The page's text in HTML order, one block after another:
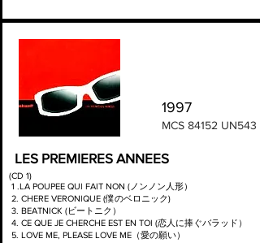
1997
MCS 84152 UN543
LES PREMIERES ANNEES
(CD 1)
1 .LA POUPEE QUI FAIT NON (ノンノン人形）
2. CHERE VERONIQUE (僕のベロニック)
3. BEATNICK (ビートニク）
4. CE QUE JE CHERCHE EST EN TOI (恋人に捧ぐバラッド）
5. LOVE ME, PLEASE LOVE ME（愛の願い）